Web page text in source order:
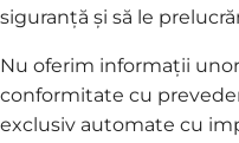
siguranță și să le
Nu oferim informații
conformitate cu
exclusiv automate cu